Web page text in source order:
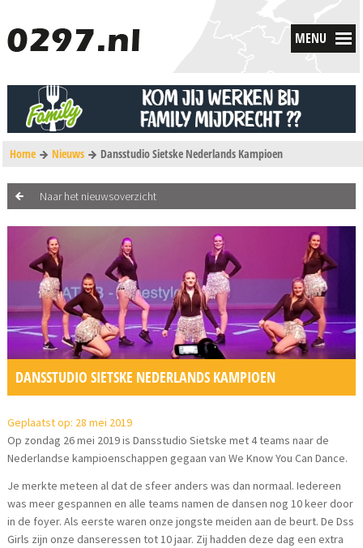
MENU
Home Nieuws Dansstudio Sietske Nederlands Kampioen
Naar het nieuwsoverzicht
DANSSTUDIO SIETSKE NEDERLANDS KAMPIOEN
Geplaatst op: 28 mei 2019
Op zondag 26 mei 2019 is Dansstudio Sietske met 4 teams naar de
Nederlandse kampioenschappen gegaan van We Know You Can Dance.
Je merkte meteen al dat de sfeer anders was dan normaal. Iedereen
was meer gespannen en alle teams namen de dansen nog 10 keer door
in de foyer. Als eerste waren onze jongste meiden aan de beurt. De Dss
Girls zijn onze danseressen tot 10 jaar. Zij hadden deze dag een extra